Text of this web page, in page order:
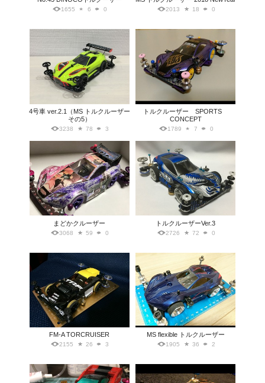
1655 6 0 2013 18 0
4号車 ver.2.1（MS トルクルーザー
その5）
3238 78 3
トルクルーザー SPORTS
CONCEPT
1789 7 0
まどかクルーザー
3068 59 0
トルクルーザーVer.3
2726 72 0
FM-A TORCRUISER
2155 26 3
MS flexible トルクルーザー
1905 36 2